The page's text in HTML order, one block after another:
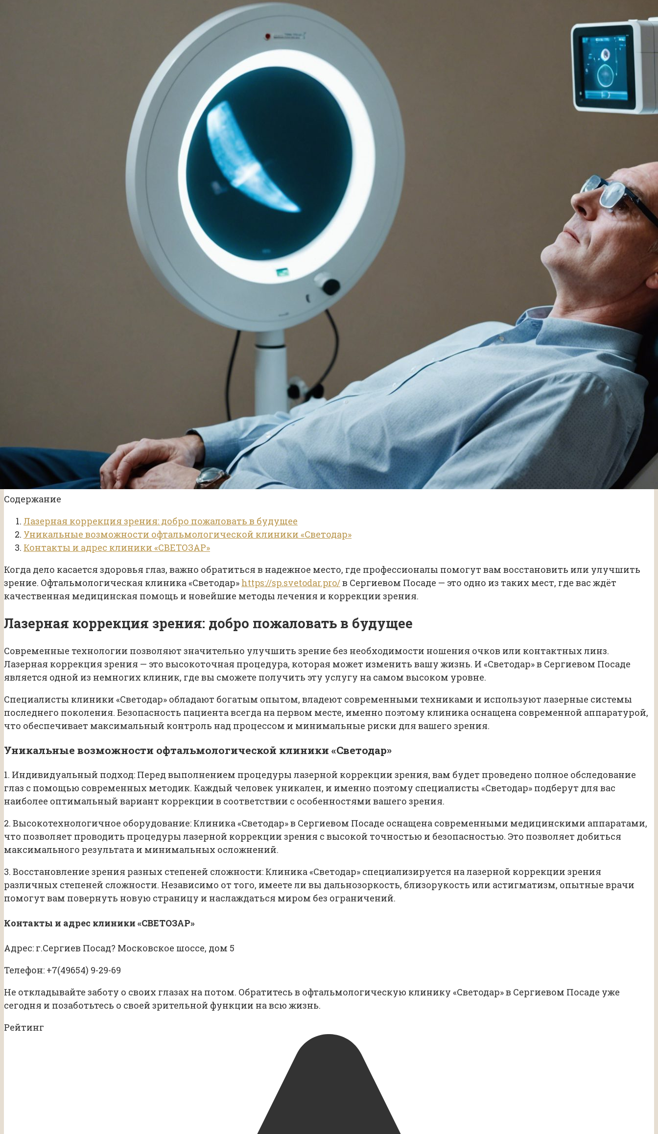
Содержание
Лазерная коррекция зрения: добро пожаловать в будущее
Уникальные возможности офтальмологической клиники «Светодар»
Контакты и адрес клиники «СВЕТОЗАР»
Когда дело касается здоровья глаз, важно обратиться в надежное место, где профессионалы помогут вам восстановить или улучшить
зрение. Офтальмологическая клиника «Светодар» https://sp.svetodar.pro/в Сергиевом Посаде — это одно из таких мест, где вас ждёт
качественная медицинская помощь и новейшие методы лечения и коррекции зрения.
Лазерная коррекция зрения: добро пожаловать в будущее
Современные технологии позволяют значительно улучшить зрение без необходимости ношения очков или контактных линз.
Лазерная коррекция зрения — это высокоточная процедура, которая может изменить вашу жизнь. И «Светодар» в Сергиевом Посаде
является одной из немногих клиник, где вы сможете получить эту услугу на самом высоком уровне.
Специалисты клиники «Светодар» обладают богатым опытом, владеют современными техниками и используют лазерные системы
последнего поколения. Безопасность пациента всегда на первом месте, именно поэтому клиника оснащена современной аппаратурой,
что обеспечивает максимальный контроль над процессом и минимальные риски для вашего зрения.
Уникальные возможности офтальмологической клиники «Светодар»
1. Индивидуальный подход: Перед выполнением процедуры лазерной коррекции зрения, вам будет проведено полное обследование
глаз с помощью современных методик. Каждый человек уникален, и именно поэтому специалисты «Светодар» подберут для вас
наиболее оптимальный вариант коррекции в соответствии с особенностями вашего зрения.
2. Высокотехнологичное оборудование: Клиника «Светодар» в Сергиевом Посаде оснащена современными медицинскими аппаратами,
что позволяет проводить процедуры лазерной коррекции зрения с высокой точностью и безопасностью. Это позволяет добиться
максимального результата и минимальных осложнений.
3. Восстановление зрения разных степеней сложности: Клиника «Светодар» специализируется на лазерной коррекции зрения
различных степеней сложности. Независимо от того, имеете ли вы дальнозоркость, близорукость или астигматизм, опытные врачи
помогут вам повернуть новую страницу и наслаждаться миром без ограничений.
Контакты и адрес клиники «СВЕТОЗАР»
Адрес: г.Сергиев Посад? Московское шоссе, дом 5
Телефон: +7(49654) 9-29-69
Не откладывайте заботу о своих глазах на потом. Обратитесь в офтальмологическую клинику «Светодар» в Сергиевом Посаде уже
сегодня и позаботьтесь о своей зрительной функции на всю жизнь.
Рейтинг